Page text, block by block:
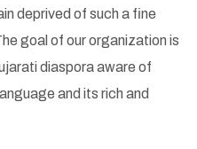
deprived of such a fine
goal of our organization is
diaspora aware of
and its rich and